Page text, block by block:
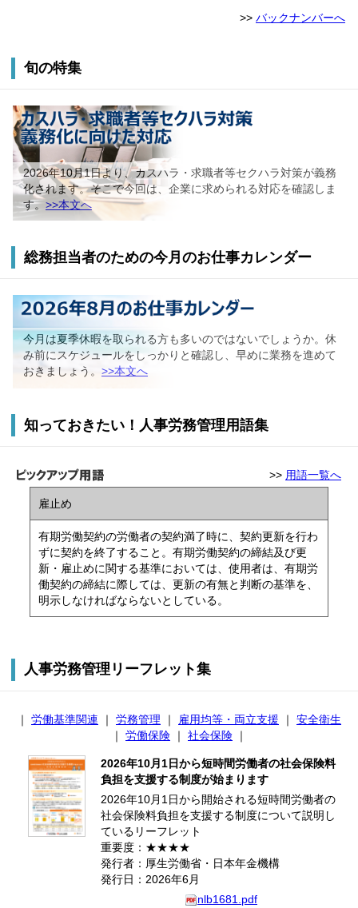
>> バックナンバーへ
旬の特集
2026年10月1日より、カスハラ・求職者等セクハラ対策が義務
化されます。そこで今回は、企業に求められる対応を確認しま
す。 >>本文へ
総務担当者のための今月のお仕事カレンダー
今月は夏季休暇を取られる方も多いのではないでしょうか。休
み前にスケジュールをしっかりと確認し、早めに業務を進めて
おきましょう。 >>本文へ
知っておきたい！人事労務管理用語集
>> 用語一覧へ
雇止め
有期労働契約の労働者の契約満了時に、契約更新を行わ
ずに契約を終了すること。有期労働契約の締結及び更
新・雇止めに関する基準においては、使用者は、有期労
働契約の締結に際しては、更新の有無と判断の基準を、
明示しなければならないとしている。
人事労務管理リーフレット集
｜ 労働基準関連 ｜ 労務管理 ｜ 雇用均等・両立支援 ｜ 安全衛生
｜ 労働保険 ｜ 社会保険 ｜
2026年10月1日から短時間労働者の社会保険料
負担を支援する制度が始まります
2026年10月1日から開始される短時間労働者の
社会保険料負担を支援する制度について説明し
ているリーフレット
重要度：★★★★
発行者：厚生労働省・日本年金機構
発行日：2026年6月
nlb1681.pdf